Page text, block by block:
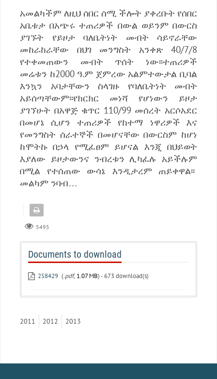
አመልካችም ለዚህ ሰበር ሰሚ ችሎት ያቀረቡት የሰበር
አቤቱታ በአጭሩ ተጠሪዎች በውል ወይንም በውርስ
ያገኙት የይዞታ ባለቤትነት መብት ሳይኖራቸው
መከራከራቸው በህገ መንግስት አንቀጽ 40/7/8
የተቀመጠውን መብት ጥሰት ነው፡፡ተጠሪዎች
መሬቱን ከ2000 ዓ.ም ጀምረው አልምተውታል ቢባል
እንኳን አባታቸውን ስላገዙ የባለቤትነት መብት
አይሰጣቸውም፡፡የክርክር መነሻ የሆነውን ይዞታ
ያገኘሁት በአዋጅ ቁጥር 110/99 መሰረት አርሶአደር
በመሆኔ ሲሆን ተጠሪዎች የከተማ ነዋሪዎች እና
የመንግስት ሰራተኞች በመሆናቸው በውርስም ከሆነ
ከሞትኩ በኃላ የሚፈፀም ይሆናል እንጂ በህይወት
እያለው ይዞታውንና ንብረቱን ሊካፈሉ አይችሉም
በሚል የተሰጠው ውሳኔ እንዲታረም ጠይቀዋል፡፡
መልካም ንባብ…
5495
Documents to download
258429 (.pdf, 1.07 MB) - 673 download(s)
2011 2012 2013